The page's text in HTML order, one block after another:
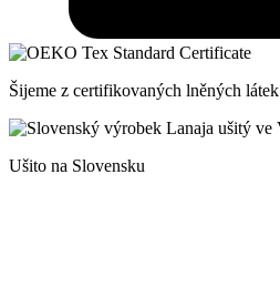
Šijeme z certifikovaných lněných látek
Ušito na Slovensku